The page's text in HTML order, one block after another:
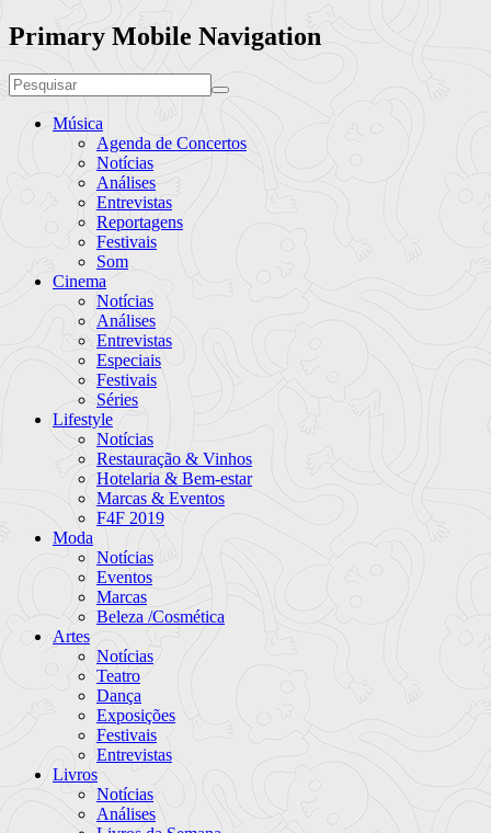
Primary Mobile Navigation
Música
Agenda de Concertos
Notícias
Análises
Entrevistas
Reportagens
Festivais
Som
Cinema
Notícias
Análises
Entrevistas
Especiais
Festivais
Séries
Lifestyle
Notícias
Restauração & Vinhos
Hotelaria & Bem-estar
Marcas & Eventos
F4F 2019
Moda
Notícias
Eventos
Marcas
Beleza /Cosmética
Artes
Notícias
Teatro
Dança
Exposições
Festivais
Entrevistas
Livros
Notícias
Análises